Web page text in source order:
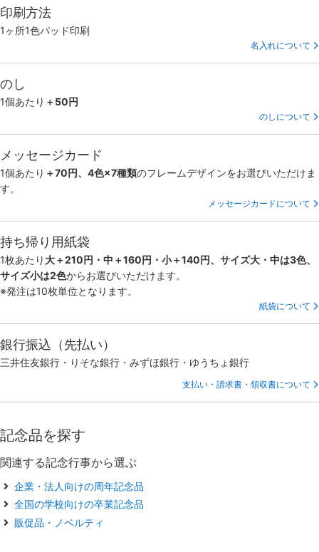
印刷方法
1ヶ所1色パッド印刷
名入れについて
のし
1個あたり ＋50円
のしについて
メッセージカード
1個あたり ＋70円、4色×7種類のフレームデザインをお選びいただけま
す。
メッセージカードについて
持ち帰り用紙袋
1枚あたり 大＋210円・中＋160円・小＋140円、サイズ大・中は3色、
サイズ小は2色からお選びいただけます。
※発注は10枚単位となります。
紙袋について
銀行振込（先払い）
三井住友銀行・りそな銀行・みずほ銀行・ゆうちょ銀行
支払い・請求書・領収書について
記念品を探す
関連する記念行事から選ぶ
企業・法人向けの周年記念品
全国の学校向けの卒業記念品
販促品・ノベルティ